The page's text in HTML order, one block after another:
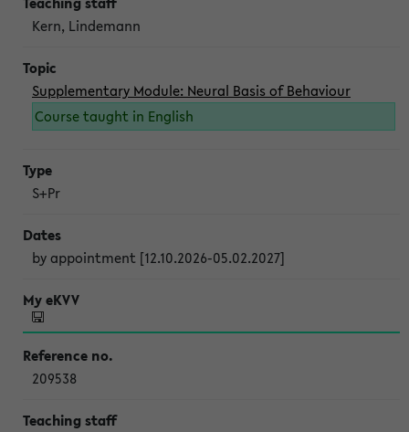
Kern, Lindemann
Supplementary Module: Neural Basis of Behaviour
Course taught in English
S+Pr
by appointment [12.10.2026-05.02.2027]
209538